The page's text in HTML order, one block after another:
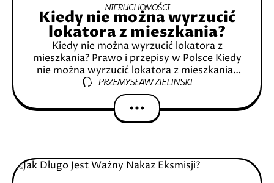
NIERUCHOMOŚCI
Kiedy nie można wyrzucić
lokatora z mieszkania?
Kiedy nie można wyrzucić lokatora z
mieszkania? Prawo i przepisy w Polsce Kiedy
nie można wyrzucić lokatora z mieszkania?
Wstęp Czym jest problem związany z
wyrzucaniem lokatora z mieszkania?
Znaczenie
PRZEMYSŁAW ZIELIŃSKI